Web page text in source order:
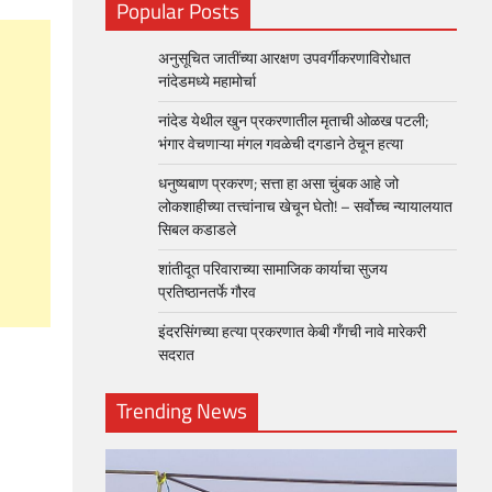
Popular Posts
अनुसूचित जातींच्या आरक्षण उपवर्गीकरणाविरोधात
नांदेडमध्ये महामोर्चा
नांदेड येथील खुन प्रकरणातील मृताची ओळख पटली;
भंगार वेचणाऱ्या मंगल गवळेची दगडाने ठेचून हत्या
धनुष्यबाण प्रकरण; सत्ता हा असा चुंबक आहे जो
लोकशाहीच्या तत्त्वांनाच खेचून घेतो! – सर्वोच्च न्यायालयात
सिबल कडाडले
शांतीदूत परिवाराच्या सामाजिक कार्याचा सुजय
प्रतिष्ठानतर्फे गौरव
इंदरसिंगच्या हत्या प्रकरणात केबी गँगची नावे मारेकरी
सदरात
Trending News